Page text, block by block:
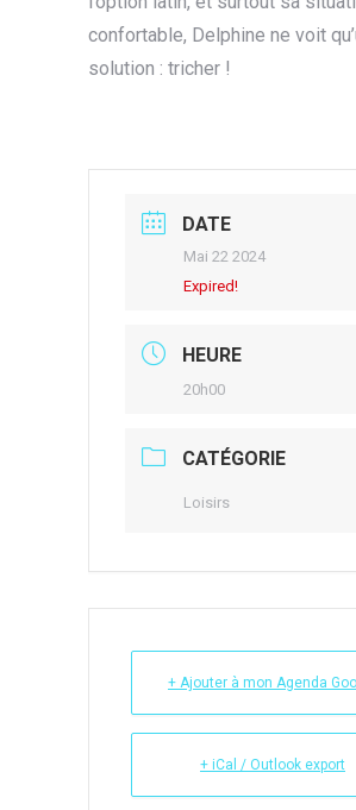
confortable, Delphine ne voit
solution : tricher !
DATE
Mai 22 2024
Expired!
HEURE
20h00
CATÉGORIE
Loisirs
+ Ajouter à mon Agenda
+ iCal / Outlook export